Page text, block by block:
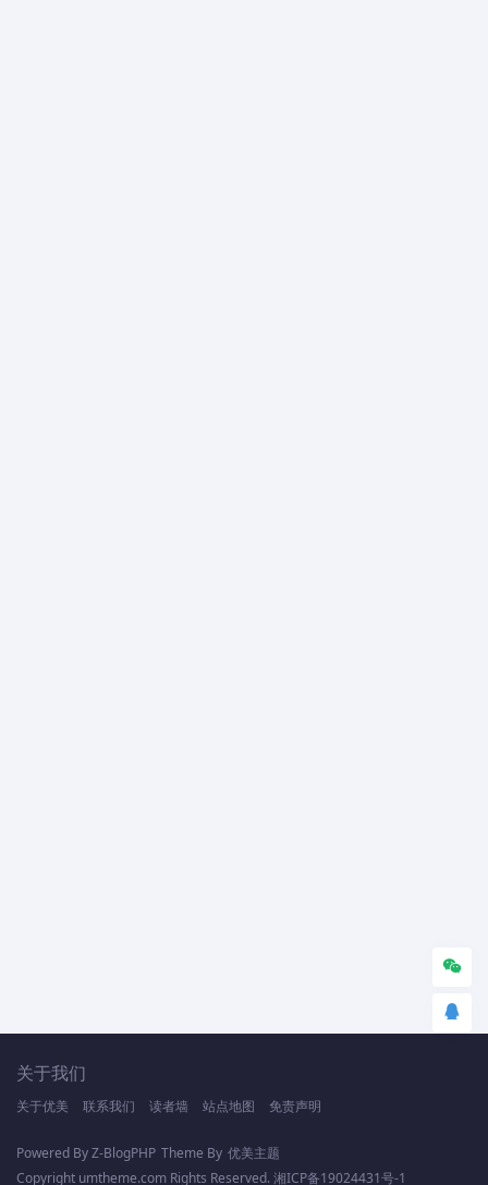
关于我们
关于优美 联系我们 读者墙 站点地图 免责声明
Powered ByZ-BlogPHP Theme By 优美主题
Copyright umtheme.com Rights Reserved. 湘ICP备19024431号-1